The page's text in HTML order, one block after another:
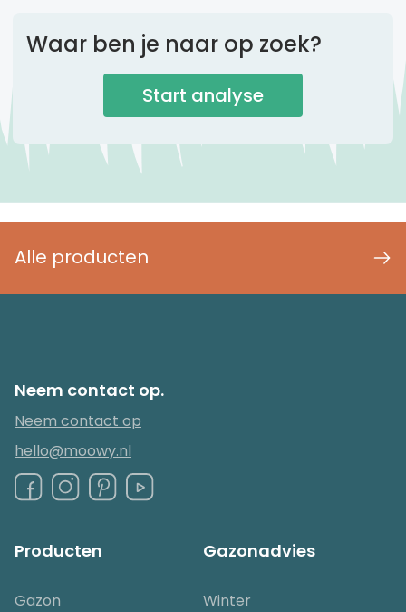
Waar ben je naar op zoek?
Start analyse
Alle producten
Neem contact op.
Neem contact op
hello@moowy.nl
Producten
Gazon
Gazonadvies
Winter